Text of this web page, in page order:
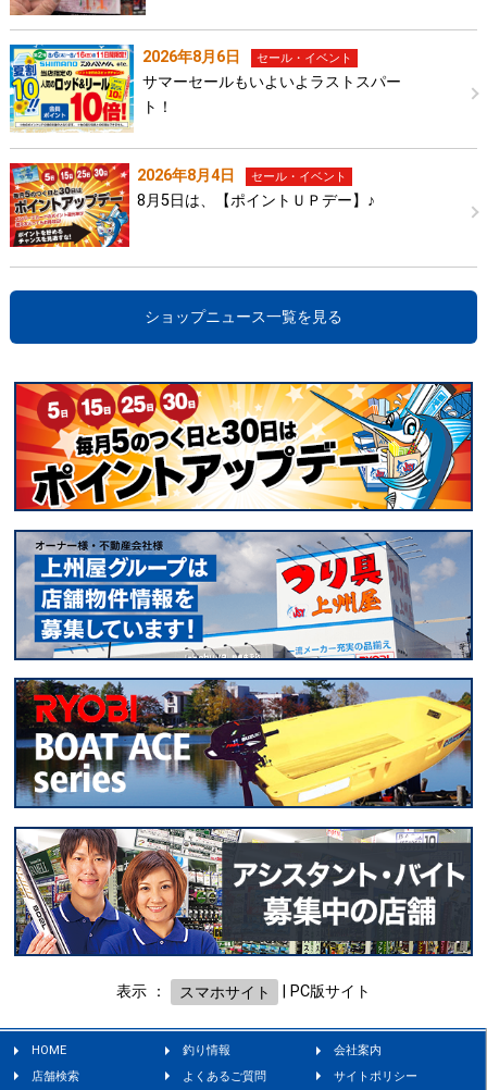
2026年8月6日 セール・イベント
サマーセールもいよいよラストスパー
ト！
2026年8月4日 セール・イベント
8月5日は、【ポイントＵＰデー】♪
ショップニュース一覧を見る
表示 ： スマホサイト PC版サイト
HOME 釣り情報
会社案内
店舗検索
よくあるご質問 サイトポリシー